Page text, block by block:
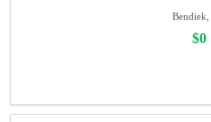
Bendiek,
$0